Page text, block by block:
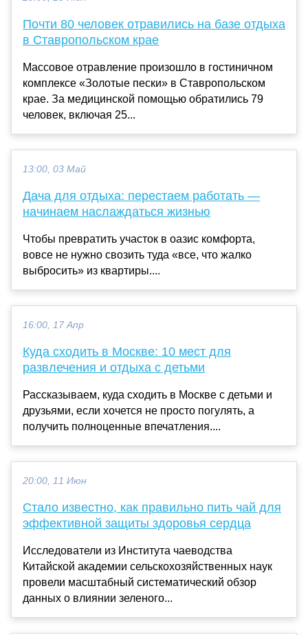
Почти 80 человек отравились на базе отдыха
в Ставропольском крае
Массовое отравление произошло в гостиничном
комплексе «Золотые пески» в Ставропольском
крае. За медицинской помощью обратились 79
человек, включая 25...
13:00, 03 Май
Дача для отдыха: перестаем работать —
начинаем наслаждаться жизнью
Чтобы превратить участок в оазис комфорта,
вовсе не нужно свозить туда «все, что жалко
выбросить» из квартиры....
16:00, 17 Апр
Куда сходить в Москве: 10 мест для
развлечения и отдыха с детьми
Рассказываем, куда сходить в Москве с детьми и
друзьями, если хочется не просто погулять, а
получить полноценные впечатления....
20:00, 11 Июн
Стало известно, как правильно пить чай для
эффективной защиты здоровья сердца
Исследователи из Института чаеводства
Китайской академии сельскохозяйственных наук
провели масштабный систематический обзор
данных о влиянии зеленого...